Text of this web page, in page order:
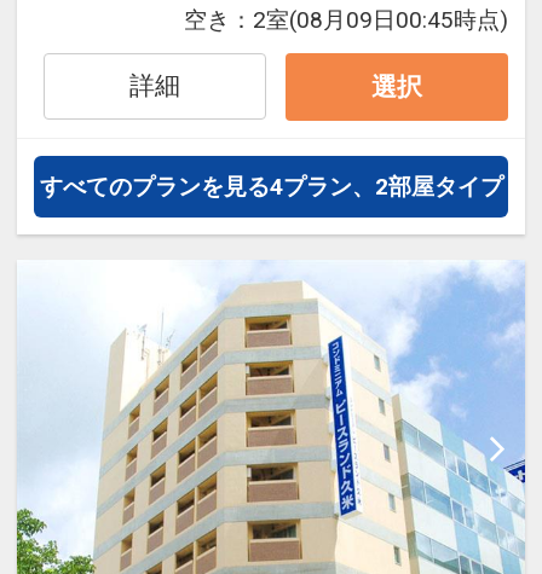
フットワーク軽く、那覇を満喫！
那覇空港から車で10分。
分。那覇バスターミナルへも徒歩約
徒歩圏内で、国際通りや波の上ビー
チなど主要観光スポットへアクセス
できます。
●お子様の宿泊について●
ベッド1台につき5歳以下の未就学の
お子様1名迄、添い寝は無料でござ
います。
空き： 2室(08月09日00:45時点)
詳細 選択
すべてのプランを見る4プラン、2部屋タイプ